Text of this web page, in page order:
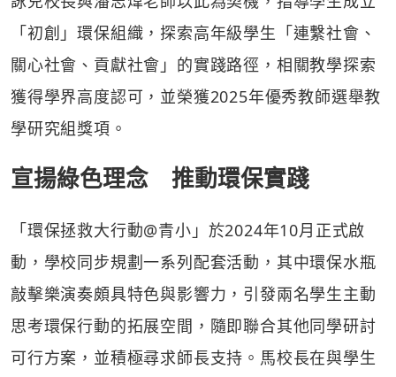
「初創」環保組織，探索高年級學生「連繫社會、
關心社會、貢獻社會」的實踐路徑，相關教學探索
獲得學界高度認可，並榮獲2025年優秀教師選舉教
學研究組獎項。
宣揚綠色理念 推動環保實踐
「環保拯救大行動@青小」於2024年10月正式啟
動，學校同步規劃一系列配套活動，其中環保水瓶
敲擊樂演奏頗具特色與影響力，引發兩名學生主動
思考環保行動的拓展空間，隨即聯合其他同學研討
可行方案，並積極尋求師長支持。馬校長在與學生